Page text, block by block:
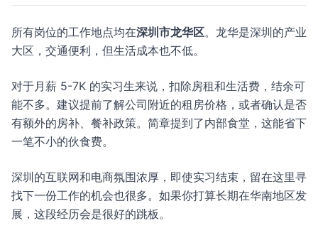
所有岗位的工作地点均在深圳市龙华区。龙华是深圳的产业
大区，交通便利，但生活成本也不低。
对于月薪 5-7K 的实习生来说，扣除房租和生活费，结余可
能不多。建议提前了解公司附近的租房价格，或者确认是否
有额外的房补、餐补政策。简章提到了内部食堂，这能省下
一笔不小的伙食费。
深圳的互联网和电商氛围浓厚，即使实习结束，留在这里寻
找下一份工作的机会也很多。如果你打算长期在华南地区发
展，这段经历会是很好的跳板。